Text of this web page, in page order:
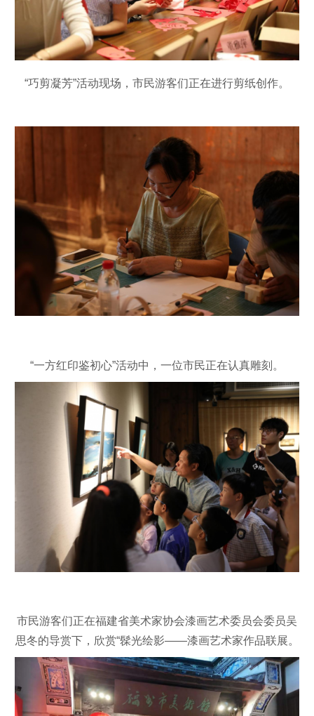
“巧剪凝芳”活动现场，市民游客们正在进行剪纸创作。
“一方红印鉴初心”活动中，一位市民正在认真雕刻。
市民游客们正在福建省美术家协会漆画艺术委员会委员吴
思冬的导赏下，欣赏“髹光绘影——漆画艺术家作品联展。